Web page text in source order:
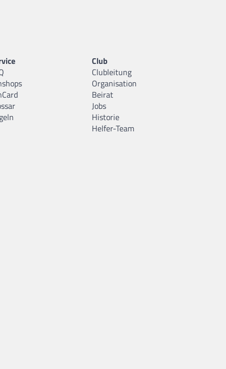
Club
Clubleitung
Organisation
Beirat
Jobs
Historie
Helfer-Team